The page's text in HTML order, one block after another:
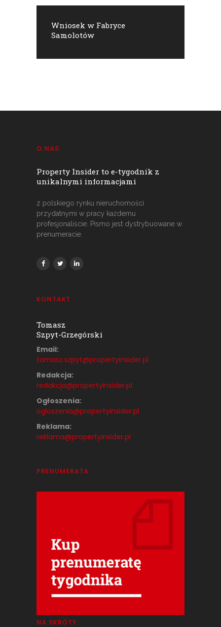
Wniosek w Fabryce
Samolotów
O NAS
Property Insider to e-tygodnik z
unikalnymi informacjami
z polskiego rynku nieruchomości
przydatnymi w pracy każdemu
profesjonaliście. Pismo jest dystrybuowane w
prenumeracie.
KONTAKT
Tomasz
Szpyt-Grzegórski
Email:
tomasz.szpyt@propertyinsider.pl
Redakcja:
redakcja@propertyinsider.pl
Ogłoszenia:
ogloszenia@propertyinsider.pl
Reklama:
reklama@propertyinsider.pl
PRENUMERATA
NA SKRÓTY